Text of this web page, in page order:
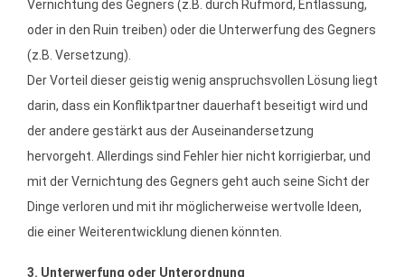
Vernichtung des Gegners (z.B. durch Rufmord, Entlassung,
oder in den Ruin treiben) oder die Unterwerfung des Gegners
(z.B. Versetzung).
Der Vorteil dieser geistig wenig anspruchsvollen Lösung liegt
darin, dass ein Konfliktpartner dauerhaft beseitigt wird und
der andere gestärkt aus der Auseinandersetzung
hervorgeht. Allerdings sind Fehler hier nicht korrigierbar, und
mit der Vernichtung des Gegners geht auch seine Sicht der
Dinge verloren und mit ihr möglicherweise wertvolle Ideen,
die einer Weiterentwicklung dienen könnten.
3. Unterwerfung oder Unterordnung